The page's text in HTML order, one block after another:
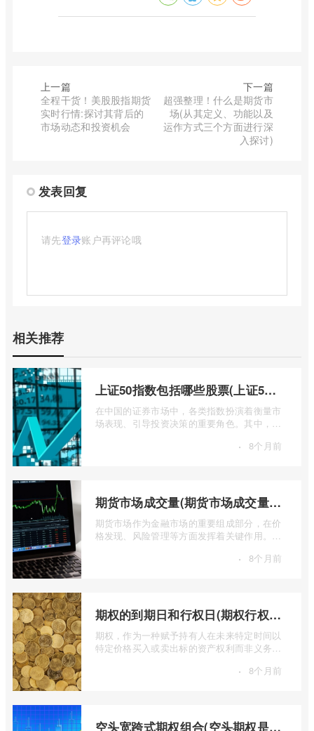
上一篇
全程干货！美股股指期货
实时行情:探讨其背后的
市场动态和投资机会
下一篇
超强整理！什么是期货市
场(从其定义、功能以及
运作方式三个方面进行深
入探讨)
发表回复
请先登录账户再评论哦
相关推荐
上证50指数包括哪些股票(上证50指数包含哪些股票)
在中国的证券市场中，各类指数扮演着衡量市
场表现、引导投资决策的重要角色。其中，上
· 8个月前
期货市场成交量(期货市场成交量萎缩)
期货市场作为金融市场的重要组成部分，在价
格发现、风险管理等方面发挥着关键作用。近
· 8个月前
期权的到期日和行权日(期权行权日到期虚值期权都将清零)
期权，作为一种赋予持有人在未来特定时间以
特定价格买入或卖出标的资产权利而非义务的
· 8个月前
空头宽跨式期权组合(空头期权是什么意思)